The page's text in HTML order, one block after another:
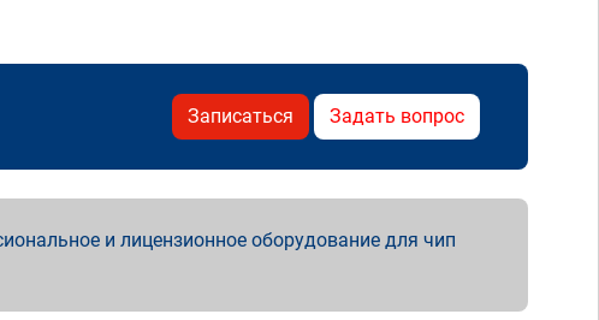
Записаться Задать вопрос
и лицензионное оборудование для чип